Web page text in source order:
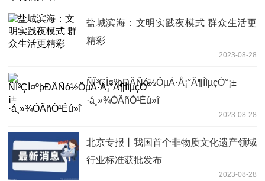
盐城滨海：文明实践夜模式 群众生活更
精彩
2023-08-28
ÑÎ³ÇÍ¤ºþÐÂÑó½ÖµÀ·Å¡°Â¶ÌìµçÓ°¡±
·á¸»¾ÓÃñÒ¹Éú»î
2023-08-28
北京专报丨我国首个非物质文化遗产领域
行业标准获批发布
2023-08-28